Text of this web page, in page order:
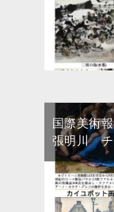
国際美術
張明川 チ